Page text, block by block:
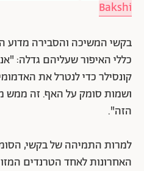
Bakshi
בקשי המשיכה והסבירה מדוע
כללי האיפור שעליהם גדלה:
קונסילר כדי לנטרל את
ושמות סומק על האף. זה ממש
הזה".
למרות התמיהה של בקשי,
האחרונות לאחד הטרנדים